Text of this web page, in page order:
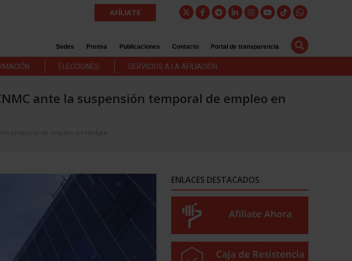
AFÍLIATE
Sedes Prensa Publicaciones Contacto Portal de transparencia
ELECCIONES SERVICIOS A LA AFILIACIÓN
ante la suspensión temporal de empleo en
temporal de empleo en Nedgia
ENLACES DESTACADOS